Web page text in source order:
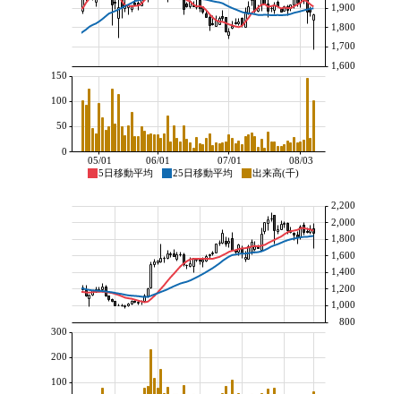
5日移動平均 25日移動平均 出来高(千)
08/03
07/01
06/01
05/01
1,600
1,700
1,800
1,900
0
50
100
150
800
1,000
1,200
1,400
1,600
1,800
2,000
2,200
100
200
300